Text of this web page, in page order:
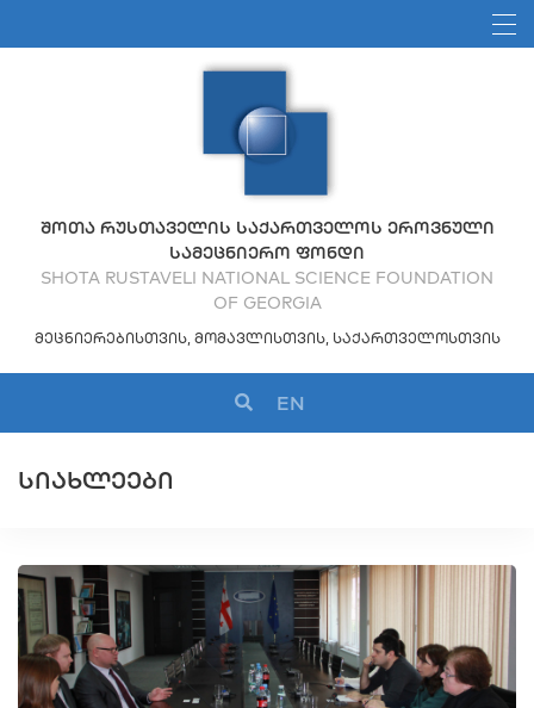
ᲨᲝᲗᲐ ᲠᲣᲡᲗᲐᲕᲔᲚᲘᲡ ᲡᲐᲥᲐᲠᲗᲕᲔᲚᲝᲡ ᲔᲠᲝᲕᲜᲣᲚᲘ
ᲡᲐᲛᲔᲪᲜᲘᲔᲠᲝ ᲤᲝᲜᲓᲘ
SHOTA RUSTAVELI NATIONAL SCIENCE FOUNDATION
OF GEORGIA
ᲛᲔᲪᲜᲘᲔᲠᲔᲑᲘᲡᲗᲕᲘᲡ, ᲛᲝᲛᲐᲕᲚᲘᲡᲗᲕᲘᲡ, ᲡᲐᲥᲐᲠᲗᲕᲔᲚᲝᲡᲗᲕᲘᲡ
EN
ᲡᲘᲐᲮᲚᲔᲔᲑᲘ